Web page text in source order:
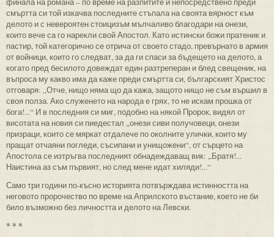
смъртта си той изкачва последните стъпала на своята вярност към
делото и с невероятен стоицизъм мълчаливо благодари на онези,
които вече са го нарекли свой Апостол. Като истински божи пратеник и
пастир, той категорично се отрича от своето стадо, превърнато в армия
от войници, които го следват, за да ги спаси за бъдещето на делото, а
когато пред бесилото довеждат един разтреперан и блед свещеник, на
въпроса му какво има да каже преди смъртта си, българският Христос
отговаря: „Отче, нищо няма що да кажа, защото нищо не съм вършил в
своя полза. Ако служенето на народа е грях, то не искам прошка от
бога!...“ И в последния си миг, подобно на някой Пророк, видял от
висотата на новия си пиедестал „онези сиви получовеци, онези
призраци, които се мяркат отдалече по околните улички, които му
пращат отчаяни погледи, съсипани и унищожени“, от сърцето на
Апостола се изтръгва последният обнадеждаващ вик: „Братя!...
Наистина аз съм първият, но след мене идат хиляди!...“
Само три години по-късно историята потвърждава истинността на
неговото пророчество по време на Априлското въстание, което не би
било възможно без личността и делото на Левски.
* * *